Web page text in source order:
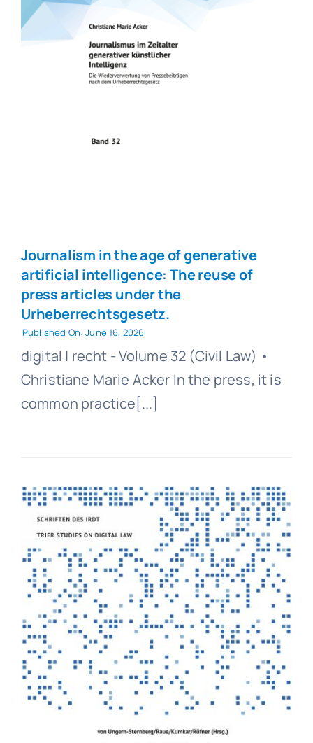
Journalism in the age of generative
artificial intelligence: The reuse of
press articles under the
Urheberrechtsgesetz.
Published On: June 16, 2026
digital | recht - Volume 32 (Civil Law) •
Christiane Marie Acker In the press, it is
common practice[...]